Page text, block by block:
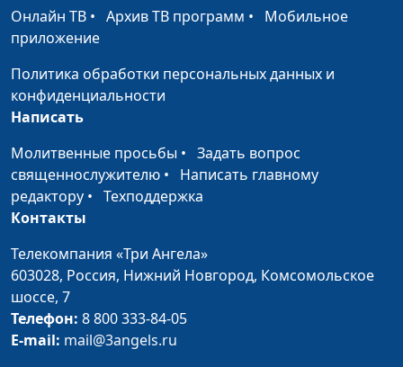
Услышь, услышь
меня, мой Бог!
Лола Кафтанова
Господь нас создал
в этот мир
Лола Кафтанова
Перед Тобой
склонюсь я в
тишине
Прости, Господь,
что не хожу по
водам
Отец Благой, Ты -
Свет и Жизнь
Онлайн ТВ • Архив ТВ программ • Мобильное
приложение
Политика обработки персональных данных и
конфиденциальности
Написать
Молитвенные просьбы • Задать вопрос
священнослужителю • Написать главному
редактору • Техподдержка
Контакты
Телекомпания «Три Ангела»
603028, Россия, Нижний Новгород, Комсомольское
шоссе, 7
Телефон: 8 800 333-84-05
E-mail: mail@3angels.ru